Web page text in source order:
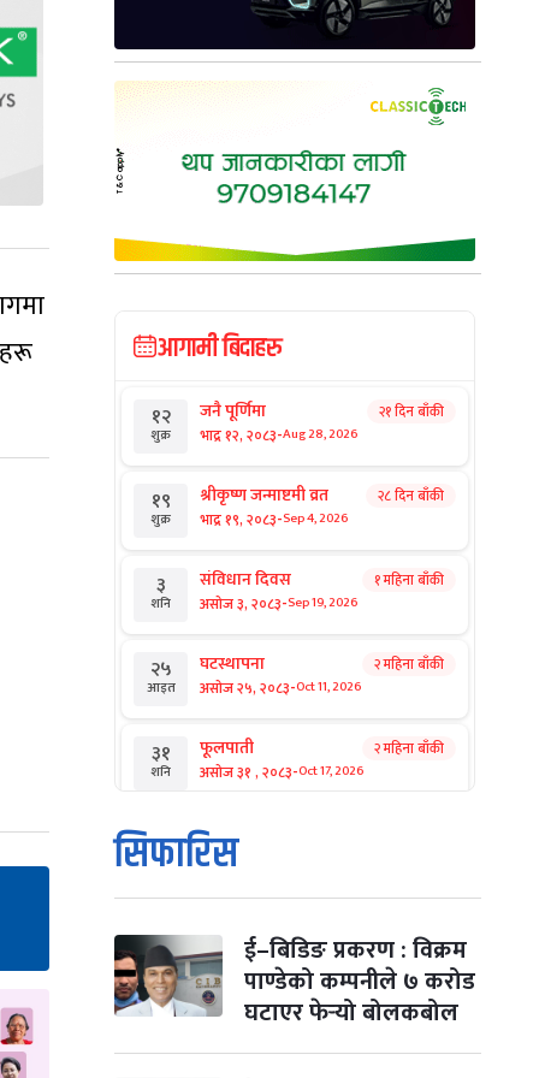
आगामी बिदाहरु
१२
शुक्र
जनै पूर्णिमा
भाद्र १२, २०८३-Aug 28, 2026
२१ दिन बाँकी
१९
शुक्र
श्रीकृष्ण जन्माष्टमी व्रत
भाद्र १९, २०८३-Sep 4, 2026
२८ दिन बाँकी
३
शनि
संविधान दिवस
असोज ३, २०८३-Sep 19, 2026
१ महिना बाँकी
२५
आइत
घटस्थापना
असोज २५, २०८३-Oct 11, 2026
२ महिना बाँकी
३१
शनि
फूलपाती
असोज ३१ , २०८३-Oct 17, 2026
२ महिना बाँकी
१
आइत
कार्तिक सङ्क्रान्ति
कार्तिक १, २०८३
मंगल कार्तिक ३, २०८३-Oct 20, 2026
४ विजयादशमी
कार्तिक ४, २०८३-Oct 21, 2026
२ महिना बाँकी
सिफारिस
ई–बिडिङ प्रकरण : विक्रम
पाण्डेको कम्पनीले ७ करोड
घटाएर फेर्‍यो बोलकबोल